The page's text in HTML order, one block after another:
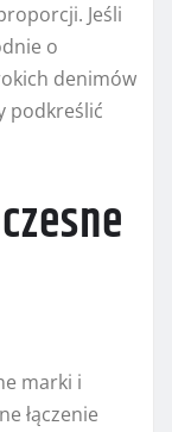
Jeśli
o
denimów
podkreślić
marki i
łączenie